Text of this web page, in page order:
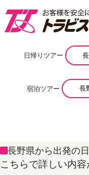
日帰りツアー
宿泊ツアー 長
長野県から出発の
こちらで詳しい内容